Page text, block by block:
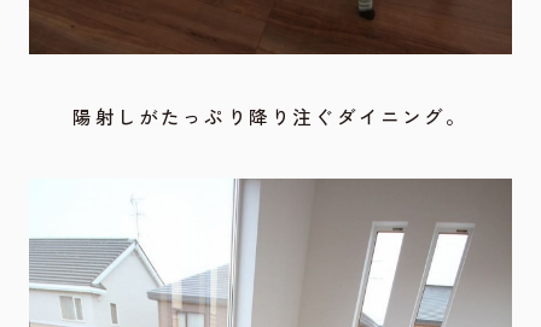
陽射しがたっぷり降り注ぐダイニング。